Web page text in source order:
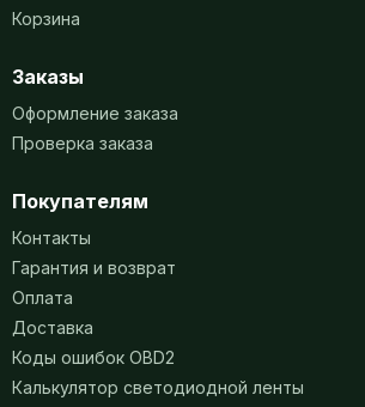
Корзина
Заказы
Оформление заказа
Проверка заказа
Покупателям
Контакты
Гарантия и возврат
Оплата
Доставка
Коды ошибок OBD2
Калькулятор светодиодной ленты